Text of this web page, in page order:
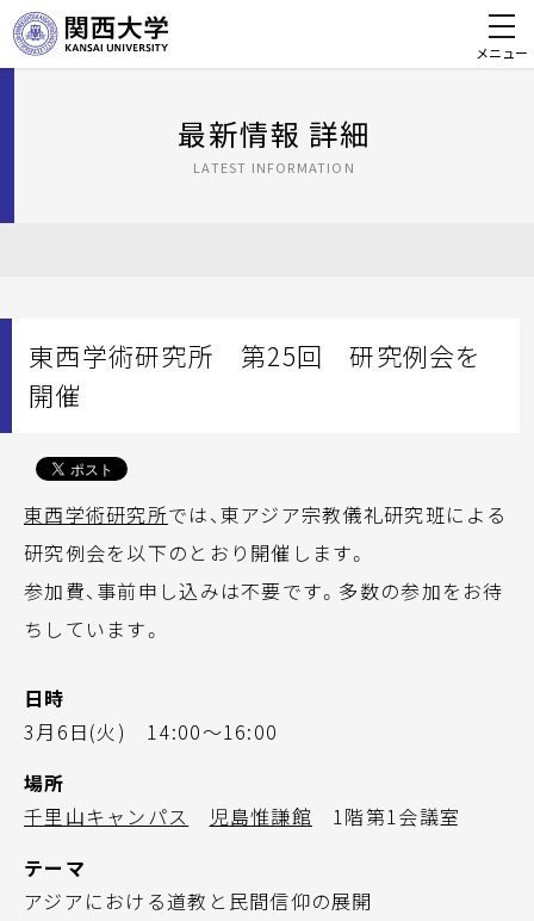
メニュー
最新情報 詳細
LATEST INFORMATION
東西学術研究所 第25回 研究例会を
開催
東西学術研究所では、東アジア宗教儀礼研究班による
研究例会を以下のとおり開催します。
参加費、事前申し込みは不要です。多数の参加をお待
ちしています。
日時
3月6日(火) 14:00～16:00
場所
千里山キャンパス
児島惟謙館 1階第1会議室
テーマ
アジアにおける道教と民間信仰の展開